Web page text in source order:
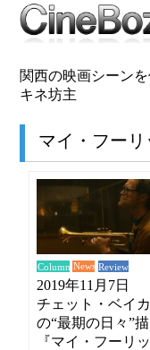
関西の映画シーン
キネ坊主
マイ・フーリ
Column News Review
2019年11月7日
チェット・ベイ
の“最期の日々”描
『マイ・フーリ